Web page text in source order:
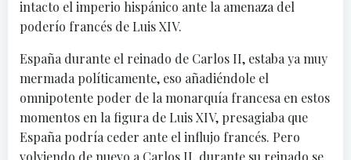
intacto el imperio hispánico ante la amenaza del
poderío francés de Luis XIV.
España durante el reinado de Carlos II, estaba ya muy
mermada políticamente, eso añadiéndole el
omnipotente poder de la monarquía francesa en estos
momentos en la figura de Luis XIV, presagiaba que
España podría ceder ante el influjo francés. Pero
volviendo de nuevo a Carlos II, durante su reinado se